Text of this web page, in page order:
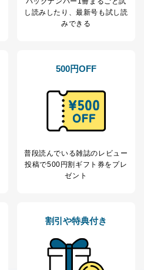
し読み したり、最新号も試し読
みできる
500円OFF
普段読んでいる雑誌のレビュー
投稿で500円割ギフト券をプレ
ゼント
割引や特典付き